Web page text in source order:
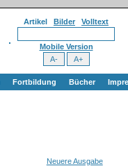
Artikel Bilder Volltext
Mobile Version
Fortbildung Bücher
Neuere Ausgabe